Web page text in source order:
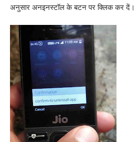
अनुसार अनइनस्टॉल के बटन पर क्लिक कर दें।